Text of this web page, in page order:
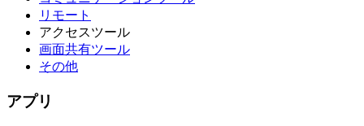
リモート
アクセスツール
画面共有ツール
その他
アプリ